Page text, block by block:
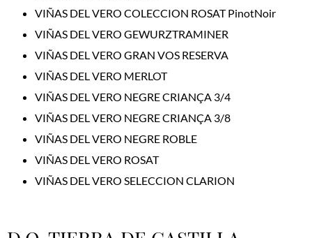
VIÑAS DEL VERO COLECCION ROSAT PinotNoir
VIÑAS DEL VERO GEWURZTRAMINER
VIÑAS DEL VERO GRAN VOS RESERVA
VIÑAS DEL VERO MERLOT
VIÑAS DEL VERO NEGRE CRIANÇA 3/4
VIÑAS DEL VERO NEGRE CRIANÇA 3/8
VIÑAS DEL VERO NEGRE ROBLE
VIÑAS DEL VERO ROSAT
VIÑAS DEL VERO SELECCION CLARION